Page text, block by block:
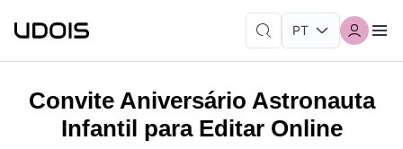
Convite Aniversário Astronauta
Infantil para Editar Online